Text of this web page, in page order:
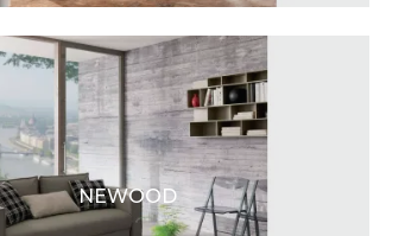
NEWOOD